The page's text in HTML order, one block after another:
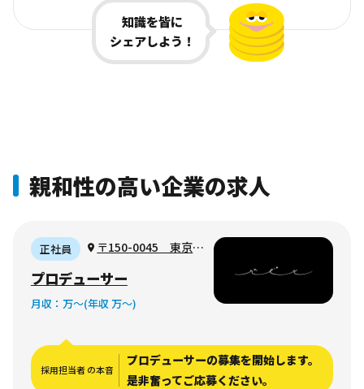
知識を皆に
シェアしよう！
親和性の高い企業の求人
正社員
〒150-0045 東京都
プロデューサー
月収： 万〜(年収 万〜)
採用担当者 の本音
プロデューサーの募集を開始します。
是非奮ってご応募ください。